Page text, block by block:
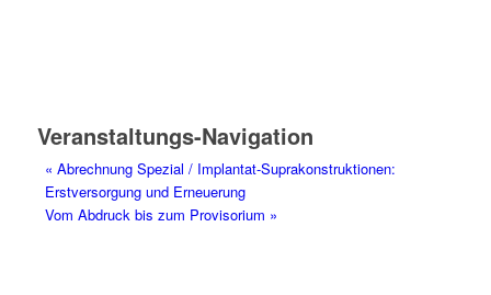
Veranstaltungs-Navigation
« Abrechnung Spezial / Implantat-Suprakonstruktionen:
Erstversorgung und Erneuerung
Vom Abdruck bis zum Provisorium »